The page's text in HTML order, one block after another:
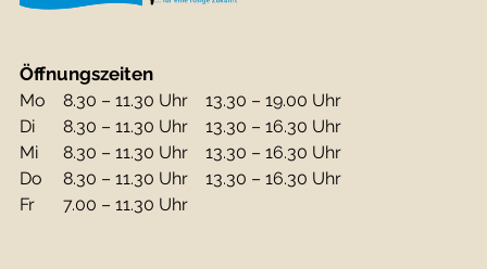
Öffnungszeiten
Mo 8.30 – 11.30 Uhr
13.30 – 19.00 Uhr
Di
8.30 – 11.30 Uhr
13.30 – 16.30 Uhr
Mi
8.30 – 11.30 Uhr
13.30 – 16.30 Uhr
Do
8.30 – 11.30 Uhr
13.30 – 16.30 Uhr
Fr
7.00 – 11.30 Uhr